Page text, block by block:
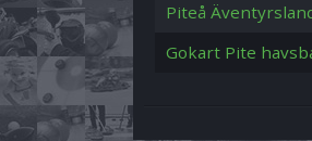
Piteå
Gokart Pite